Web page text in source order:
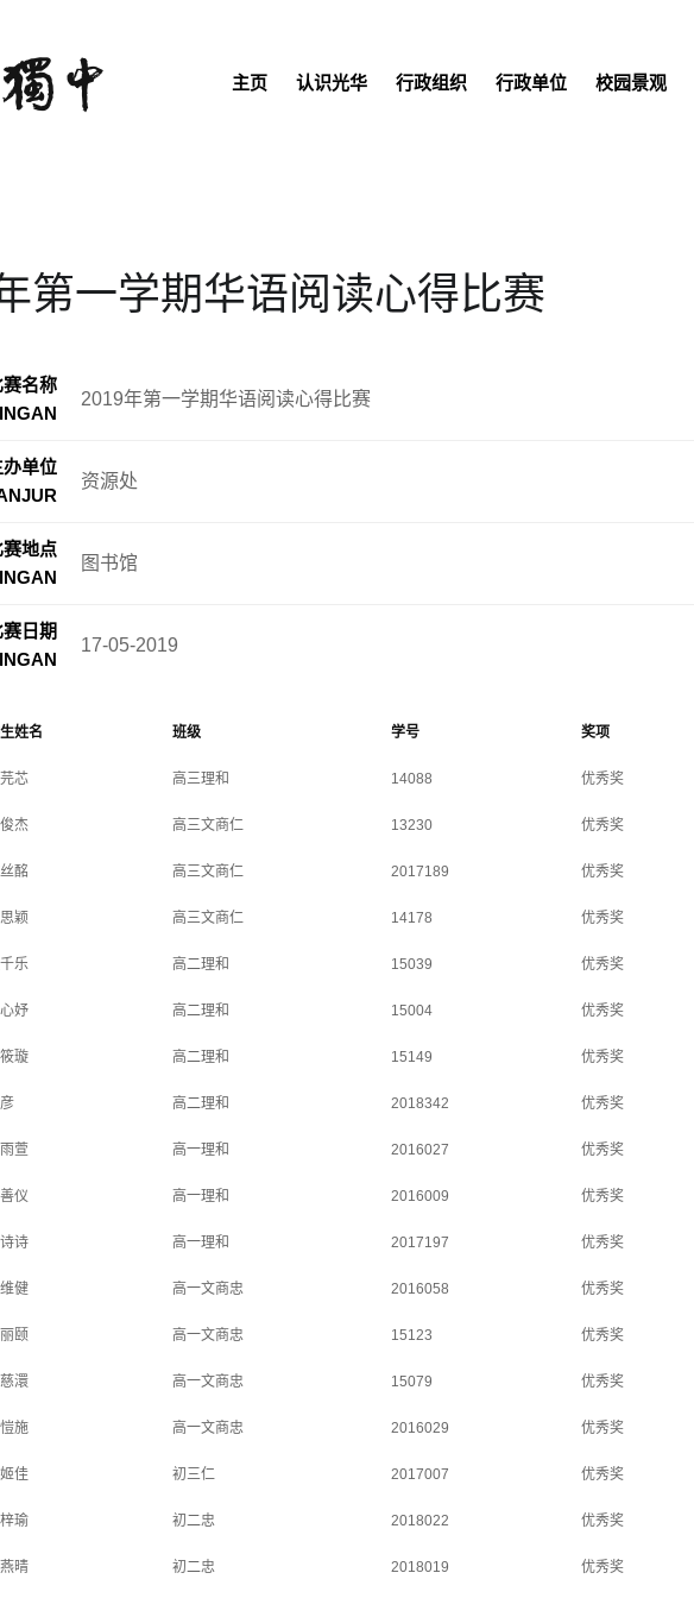
主页 认识光华 行政组织 行政单位 校园景观
第一学期华语阅读心得比赛
赛名称
2019年第一学期华语阅读心得比赛
办单位
资源处
赛地点
图书馆
赛日期
17-05-2019
姓名 班级 学号 奖项
芯 高三理和 14088 优秀奖
杰 高三文商仁 13230 优秀奖
酩 高三文商仁 2017189 优秀奖
颖 高三文商仁 14178 优秀奖
乐 高二理和 15039 优秀奖
妤 高二理和 15004 优秀奖
璇 高二理和 15149 优秀奖
高二理和 2018342 优秀奖
萱 高一理和 2016027 优秀奖
仪 高一理和 2016009 优秀奖
诗 高一理和 2017197 优秀奖
健 高一文商忠 2016058 优秀奖
颐 高一文商忠 15123 优秀奖
澴 高一文商忠 15079 优秀奖
施 高一文商忠 2016029 优秀奖
佳 初三仁 2017007 优秀奖
瑜 初二忠 2018022 优秀奖
晴 初二忠 2018019 优秀奖